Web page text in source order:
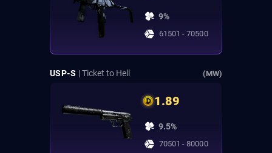
9%
61501 - 70500
USP-S | Ticket to Hell (MW)
1.89
9.5%
70501 - 80000